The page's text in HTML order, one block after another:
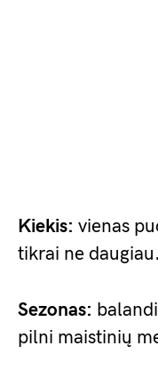
Kiekis: vienas
tikrai ne daugiau.
Sezonas:
pilni maistinių